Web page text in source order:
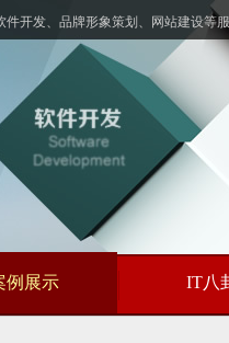
开发、品牌形象策划、网站建设等
例展示 IT八